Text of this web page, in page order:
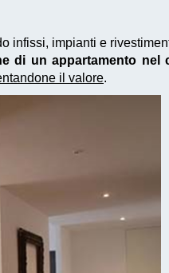
infissi, impianti e
di un appartamento nel
il valore.